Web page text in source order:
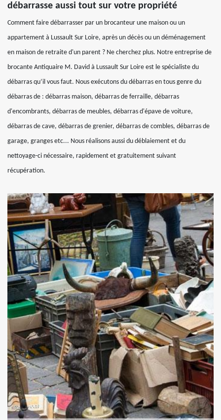
débarrasse aussi tout sur votre propriété
Comment faire débarrasser par un brocanteur une maison ou un
appartement à Lussault Sur Loire, après un décès ou un déménagement
en maison de retraite d'un parent ? Ne cherchez plus. Notre entreprise de
brocante Antiquaire M. David à Lussault Sur Loire est le spécialiste du
débarras qu’il vous faut. Nous exécutons du débarras en tous genre du
débarras de : débarras maison, débarras de ferraille, débarras
d'encombrants, débarras de meubles, débarras d'épave de voiture,
débarras de cave, débarras de grenier, débarras de combles, débarras de
garage, granges etc... Nous réalisons aussi du déblaiement et du
nettoyage-ci nécessaire, rapidement et gratuitement suivant
récupération.